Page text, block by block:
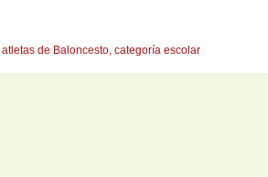
de Baloncesto, categoría escolar